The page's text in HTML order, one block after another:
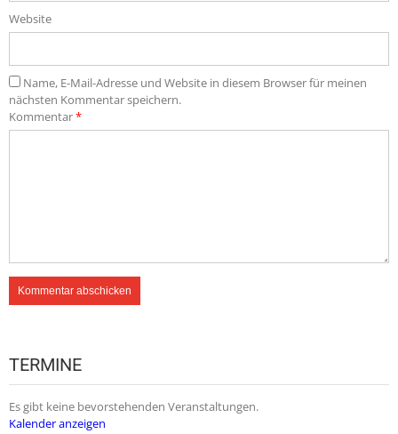
Website
Name, E-Mail-Adresse und Website in diesem Browser für meinen
nächsten Kommentar speichern.
Kommentar*
TERMINE
Es gibt keine bevorstehenden Veranstaltungen.
Kalender anzeigen